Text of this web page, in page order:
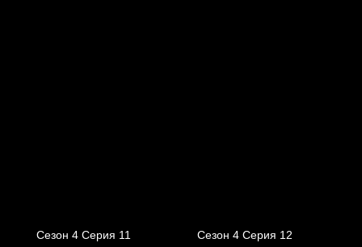
Сезон 4 Серия 11 Сезон 4 Серия 12